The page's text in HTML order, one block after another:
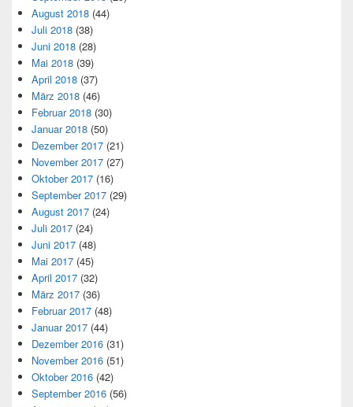
August 2018 (44)
Juli 2018 (38)
Juni 2018 (28)
Mai 2018 (39)
April 2018 (37)
März 2018 (46)
Februar 2018 (30)
Januar 2018 (50)
Dezember 2017 (21)
November 2017 (27)
Oktober 2017 (16)
September 2017 (29)
August 2017 (24)
Juli 2017 (24)
Juni 2017 (48)
Mai 2017 (45)
April 2017 (32)
März 2017 (36)
Februar 2017 (48)
Januar 2017 (44)
Dezember 2016 (31)
November 2016 (51)
Oktober 2016 (42)
September 2016 (56)